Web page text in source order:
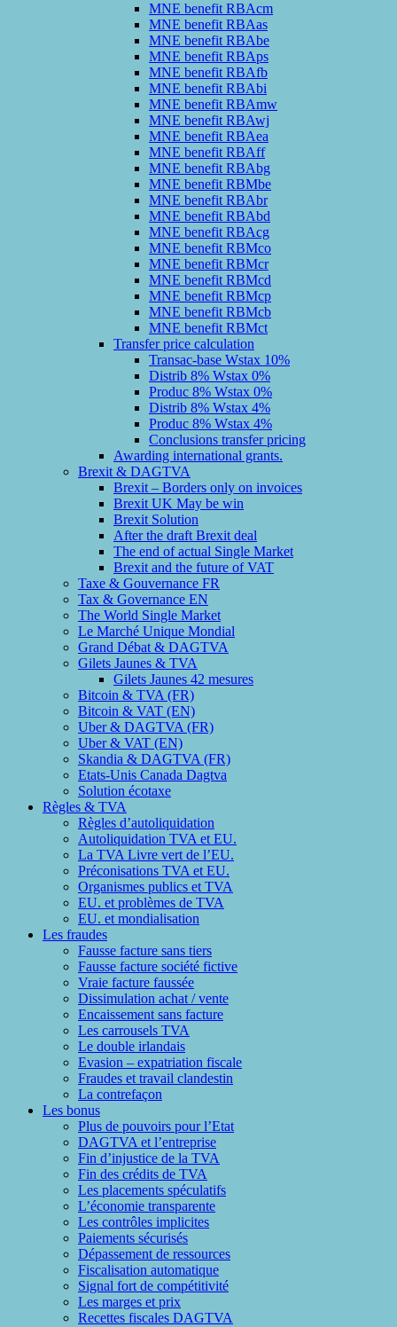
MNE benefit RBAcm
MNE benefit RBAas
MNE benefit RBAbe
MNE benefit RBAps
MNE benefit RBAfb
MNE benefit RBAbi
MNE benefit RBAmw
MNE benefit RBAwj
MNE benefit RBAea
MNE benefit RBAff
MNE benefit RBAbg
MNE benefit RBMbe
MNE benefit RBAbr
MNE benefit RBAbd
MNE benefit RBAcg
MNE benefit RBMco
MNE benefit RBMcr
MNE benefit RBMcd
MNE benefit RBMcp
MNE benefit RBMcb
MNE benefit RBMct
Transfer price calculation
Transac-base Wstax 10%
Distrib 8% Wstax 0%
Produc 8% Wstax 0%
Distrib 8% Wstax 4%
Produc 8% Wstax 4%
Conclusions transfer pricing
Awarding international grants.
Brexit & DAGTVA
Brexit – Borders only on invoices
Brexit UK May be win
Brexit Solution
After the draft Brexit deal
The end of actual Single Market
Brexit and the future of VAT
Taxe & Gouvernance FR
Tax & Governance EN
The World Single Market
Le Marché Unique Mondial
Grand Débat & DAGTVA
Gilets Jaunes & TVA
Gilets Jaunes 42 mesures
Bitcoin & TVA (FR)
Bitcoin & VAT (EN)
Uber & DAGTVA (FR)
Uber & VAT (EN)
Skandia & DAGTVA (FR)
Etats-Unis Canada Dagtva
Solution écotaxe
Règles & TVA
Règles d’autoliquidation
Autoliquidation TVA et EU.
La TVA Livre vert de l’EU.
Préconisations TVA et EU.
Organismes publics et TVA
EU. et problèmes de TVA
EU. et mondialisation
Les fraudes
Fausse facture sans tiers
Fausse facture société fictive
Vraie facture faussée
Dissimulation achat / vente
Encaissement sans facture
Les carrousels TVA
Le double irlandais
Evasion – expatriation fiscale
Fraudes et travail clandestin
La contrefaçon
Les bonus
Plus de pouvoirs pour l’Etat
DAGTVA et l’entreprise
Fin d’injustice de la TVA
Fin des crédits de TVA
Les placements spéculatifs
L’économie transparente
Les contrôles implicites
Paiements sécurisés
Dépassement de ressources
Fiscalisation automatique
Signal fort de compétitivité
Les marges et prix
Recettes fiscales DAGTVA